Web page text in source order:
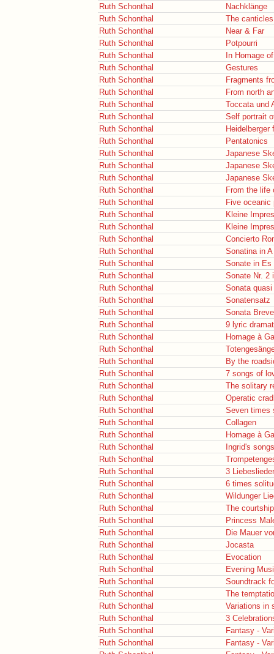
Ruth Schonthal
Nachklänge
Ruth Schonthal
The
Ruth Schonthal
Near & Far
Ruth Schonthal
Potpourri
Ruth Schonthal
In Homage
Ruth Schonthal
Gestures
Ruth Schonthal
Fragments
Ruth Schonthal
From north
Ruth Schonthal
Toccata und
Ruth Schonthal
Self portrait
Ruth Schonthal
Heidelberger
Ruth Schonthal
Pentatonics
Ruth Schonthal
Japanese
Ruth Schonthal
Japanese
Ruth Schonthal
Japanese
Ruth Schonthal
From the life
Ruth Schonthal
Five oceanic
Ruth Schonthal
Kleine
Ruth Schonthal
Kleine
Ruth Schonthal
Concierto
Ruth Schonthal
Sonatina in A
Ruth Schonthal
Sonate in Es
Ruth Schonthal
Sonate Nr. 2
Ruth Schonthal
Sonata
Ruth Schonthal
Sonatensatz
Ruth Schonthal
Sonata Breve
Ruth Schonthal
9 lyric
Ruth Schonthal
Homage à
Ruth Schonthal
Ruth Schonthal
By the
Ruth Schonthal
7 songs of
Ruth Schonthal
The solitary
Ruth Schonthal
Operatic
Ruth Schonthal
Seven times
Ruth Schonthal
Collagen
Ruth Schonthal
Homage à
Ruth Schonthal
Ingrid's songs
Ruth Schonthal
Ruth Schonthal
3 Liebeslieder
Ruth Schonthal
6 times
Ruth Schonthal
Wildunger
Ruth Schonthal
The
Ruth Schonthal
Princess
Ruth Schonthal
Die Mauer
Ruth Schonthal
Jocasta
Ruth Schonthal
Evocation
Ruth Schonthal
Evening
Ruth Schonthal
Soundtrack
Ruth Schonthal
The
Ruth Schonthal
Variations in
Ruth Schonthal
3
Ruth Schonthal
Fantasy -
Ruth Schonthal
Fantasy -